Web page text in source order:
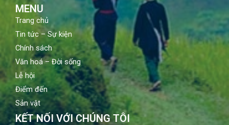
MENU
Trang chủ
Tin tức – Sự kiện
Chính sách
Văn hoá – Đời sống
Lễ hội
Điểm đến
Sản vật
KẾT NỐI VỚI CHÚNG TÔI